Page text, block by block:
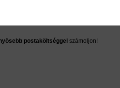
nyereményjátékok, bónuszok
postaköltséggel számoljon!